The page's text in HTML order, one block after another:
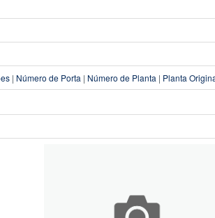
| Número de Porta | Número de Planta | Planta